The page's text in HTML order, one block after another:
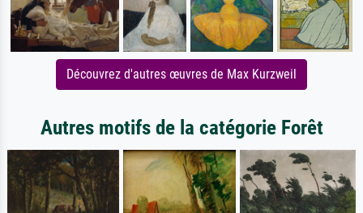
Découvrez d'autres œuvres de Max Kurzweil
Autres motifs de la catégorie Forêt